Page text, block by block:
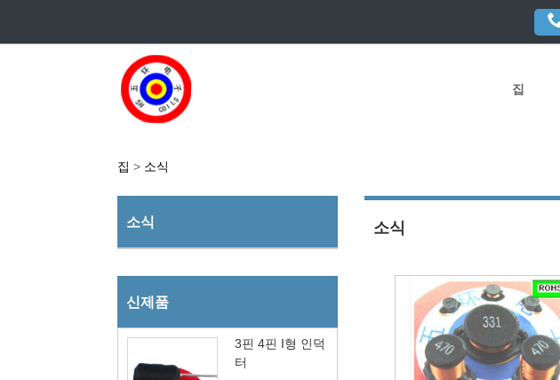
집
집 > 소식
소식
신제품
3핀 4핀 I형 인덕
터
소식